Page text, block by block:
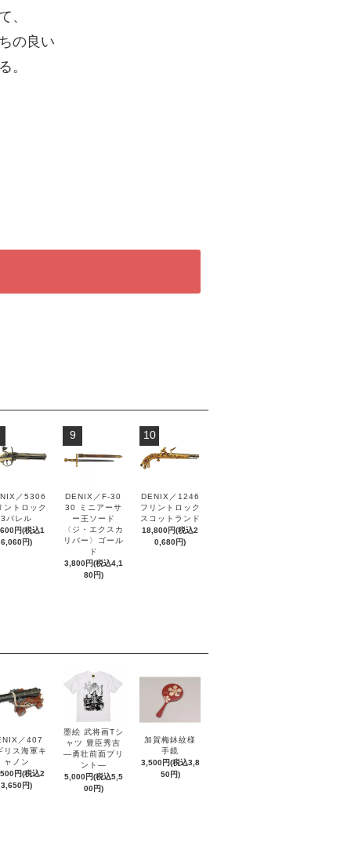
、
の良い
。
／5306
ントロック
3バレル
円(税込1
6,060円)
9
DENIX／F-30
30 ミニアーサ
ー王ソード
〈ジ・エクスカ
リバー〉ゴール
ド
3,800円(税込4,1
80円)
10
DENIX／1246
フリントロック
スコットランド
18,800円(税込2
0,680円)
／407
リス海軍キ
ャノン
円(税込2
3,650円)
墨絵 武将画Tシ
ャツ 豊臣秀吉
―勇壮前面プリ
ント―
5,000円(税込5,5
00円)
加賀梅鉢紋様
手鏡
3,500円(税込3,8
50円)